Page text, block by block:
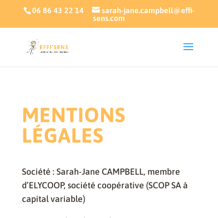
06 86 43 22 14
sarah-jane.campbell@effi-
sens.com
MENTIONS
LÉGALES
Société : Sarah-Jane CAMPBELL, membre
d’ELYCOOP, société coopérative (SCOP SA à
capital variable)